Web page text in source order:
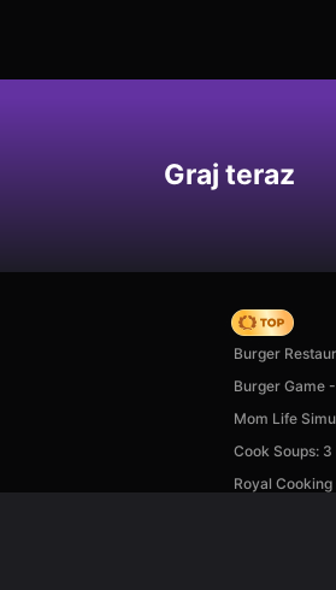
Graj teraz
Hedgies
Burger
Burger Game
Mom Life
Cook Soups: 3
Royal